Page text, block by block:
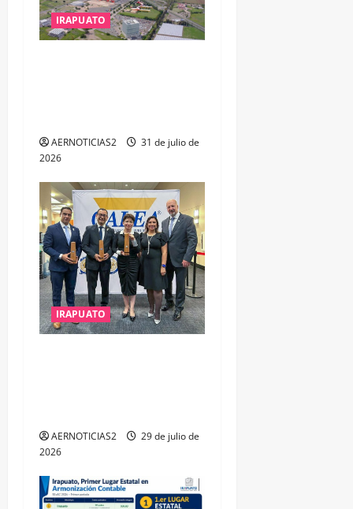
IRAPUATO
AERNOTICIAS2
31 de julio de
2026
IRAPUATO
AERNOTICIAS2
29 de julio de
2026